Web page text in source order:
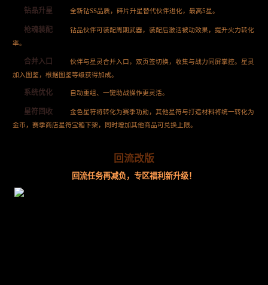
钻品升星 全新钻SS品质，碎片升星替代伙伴进化，最高5星。
枪魂装配
钻品伙伴可装配周期武器，装配后激活被动效果，提升火力转化
率。
合并入口
伙伴与星灵合并入口，双页签切换，收集与战力同屏掌控。星灵
加入图鉴，根据图鉴等级获得加成。
系统优化 自动重组、一键助战操作更灵活。
星符回收
金色星符将转化为赛季功勋，其他星符与打造材料将统一转化为
金币，赛季商店星符宝箱下架，同时增加其他商品可兑换上限。
回流改版
回流任务再减负，专区福利新升级！